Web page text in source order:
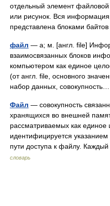
отдельный элемент
или рисунок. Вся
представлена блоками
файл — а; м. [англ. file]
взаимосвязанных блоков
компьютером как единое
(от англ. file, основного
набор данных,
Файл — совокупность
хранящихся во внешней
рассматриваемых как
идентифицируется
пути доступа к файлу.
словарь